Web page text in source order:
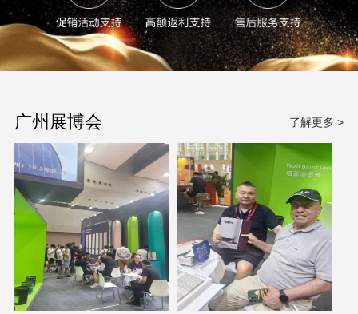
广州展博会 了解更多 >